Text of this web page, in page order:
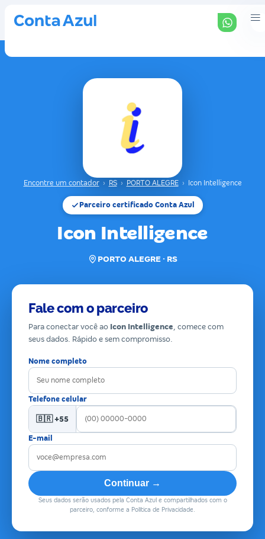
Encontre um contador › RS › PORTO ALEGRE › Icon Intelligence
Parceiro certificado Conta Azul
Icon Intelligence
PORTO ALEGRE · RS
Fale com o parceiro
Para conectar você ao Icon Intelligence, comece com
seus dados. Rápido e sem compromisso.
Nome completo
Telefone celular
🇧🇷 +55
E-mail
Continuar →
Seus dados serão usados pela Conta Azul e compartilhados com o
parceiro, conforme a Política de Privacidade.